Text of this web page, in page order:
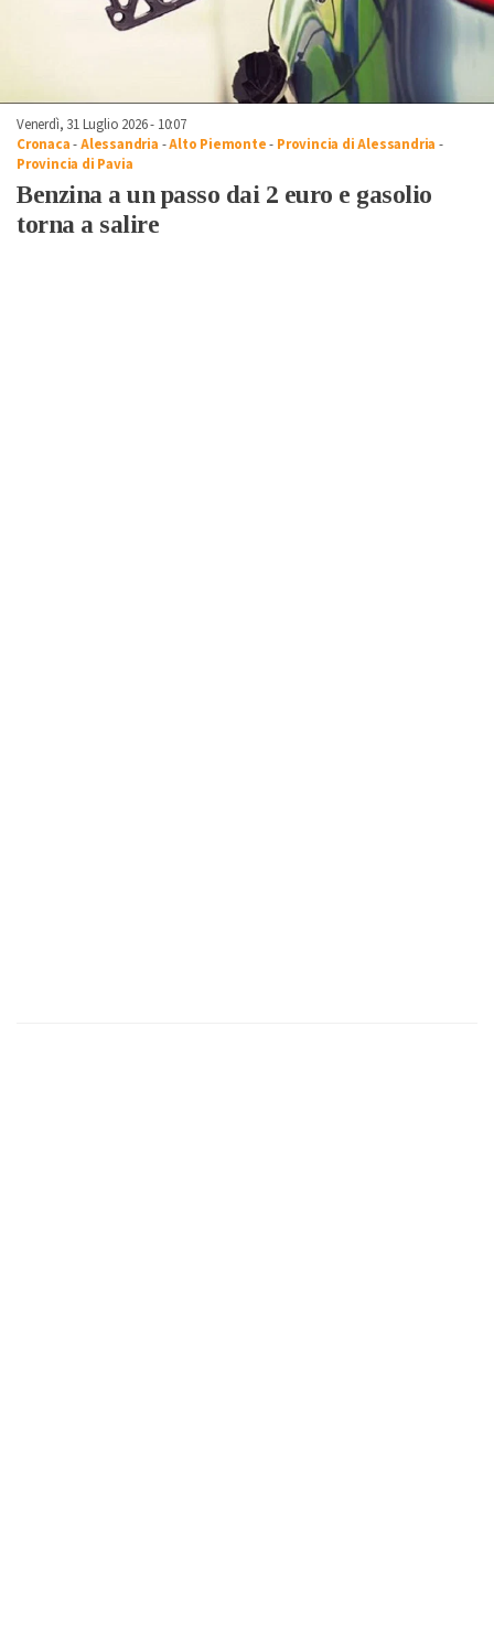
Venerdì, 31 Luglio 2026 - 10:07
Cronaca-Alessandria -Alto Piemonte- Provincia di Alessandria -
Provincia di Pavia
Benzina a un passo dai 2 euro e gasolio
torna a salire